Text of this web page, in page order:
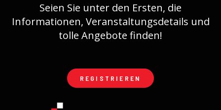
Seien Sie unter den Ersten, die
Informationen, Veranstaltungsdetails und
tolle Angebote finden!
REGISTRIEREN